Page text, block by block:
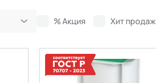
% Акция Хит продаж